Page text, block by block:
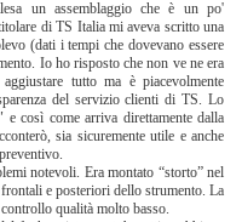
un assemblaggio che è un po'
di TS Italia mi aveva scritto una
(dati i tempi che dovevano essere
Io ho risposto che non ve ne era
tutto ma è piacevolmente
del servizio clienti di TS. Lo
così come arriva direttamente dalla
sia sicuremente utile e anche
notevoli. Era montato “storto” nel
frontali e posteriori dello strumento. La
qualità molto basso.